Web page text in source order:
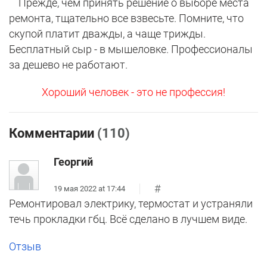
Прежде, чем принять решение о выборе места
ремонта, тщательно все взвесьте. Помните, что
скупой платит дважды, а чаще трижды.
Бесплатный сыр - в мышеловке. Профессионалы
за дешево не работают.
Хороший человек - это не профессия!
Комментарии (110)
Георгий
19 мая 2022 at 17:44
#
Ремонтировал электрику, термостат и устраняли
течь прокладки гбц. Всё сделано в лучшем виде.
Отзыв